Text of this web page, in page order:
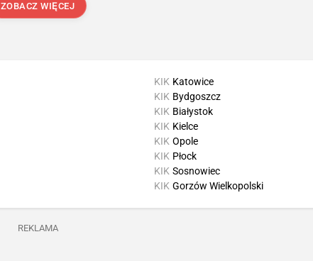
ZOBACZ WIĘCEJ
KIK Katowice
KIK Bydgoszcz
KIK Białystok
KIK Kielce
KIK Opole
KIK Płock
KIK Sosnowiec
KIK Gorzów Wielkopolski
REKLAMA